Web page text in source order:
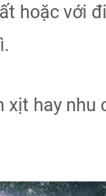
hoặc với
hay nhu